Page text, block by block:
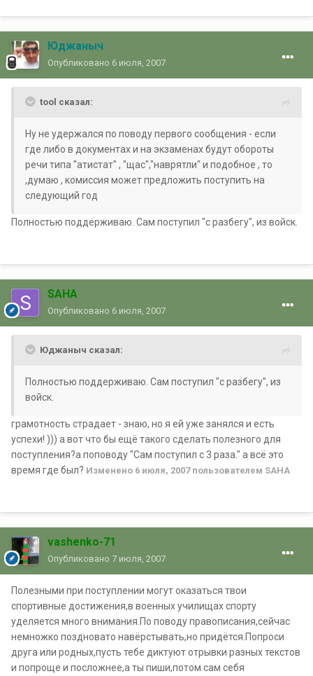
Юджаныч
Опубликовано 6 июля, 2007
tool сказал:
Ну не удержался по поводу первого сообщения - если
где либо в документах и на экзаменах будут обороты
речи типа "атистат" , "щас","наврятли" и подобное , то
,думаю , комиссия может предложить поступить на
следующий год
Полностью поддерживаю. Сам поступил "с разбегу", из войск.
SAHA
Опубликовано 6 июля, 2007
Юджаныч сказал:
Полностью поддерживаю. Сам поступил "с разбегу", из
войск.
грамотность страдает - знаю, но я ей уже занялся и есть
успехи! ))) а вот что бы ещё такого сделать полезного для
поступления?а поповоду "Сам поступил с 3 раза." а всё это
время где был? Изменено 6 июля, 2007пользователем SAHA
vashenko-71
Опубликовано 7 июля, 2007
Полезными при поступлении могут оказаться твои
спортивные достижения,в военных училищах спорту
уделяется много внимания.По поводу правописания,сейчас
немножко поздновато навёрстывать,но придётся.Попроси
друга или родных,пусть тебе диктуют отрывки разных текстов
и попроще и посложнее,а ты пиши,потом сам себя